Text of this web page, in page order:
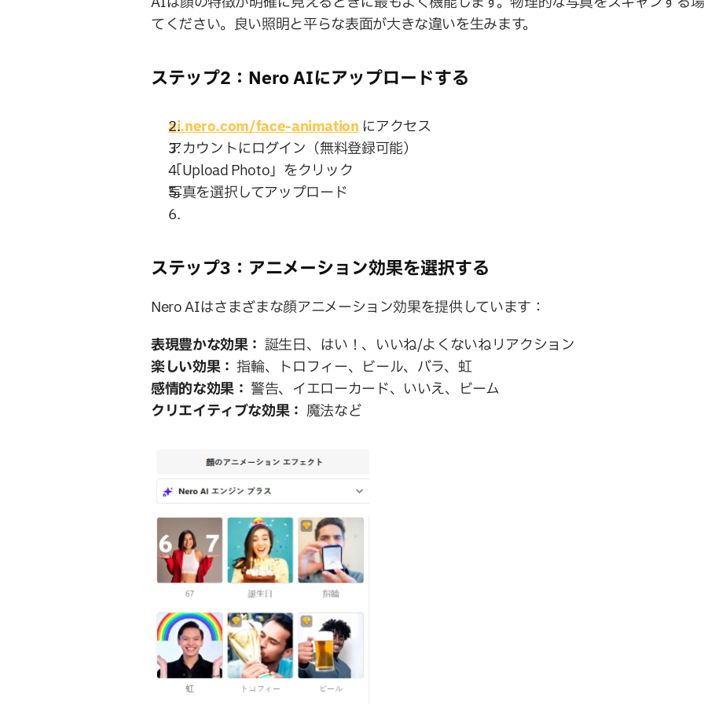
てください。良い照明と平らな表面が大きな違いを生みます。
ステップ2：Nero AIにアップロードする
ai.nero.com/face-animation にアクセス
アカウントにログイン（無料登録可能）
「Upload Photo」をクリック
写真を選択してアップロード
ステップ3：アニメーション効果を選択する
Nero AIはさまざまな顔アニメーション効果を提供しています：
表現豊かな効果： 誕生日、はい！、いいね/よくないねリアクション
楽しい効果： 指輪、トロフィー、ビール、バラ、虹
感情的な効果： 警告、イエローカード、いいえ、ビーム
クリエイティブな効果： 魔法など